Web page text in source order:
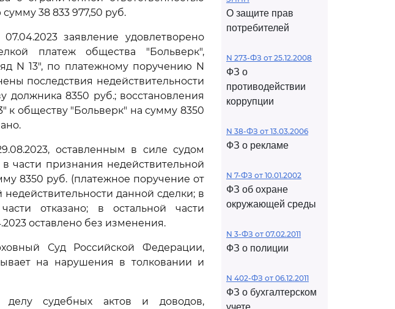
38 833 977,50 руб.
заявление удовлетворено
платеж общества "Больверк",
N 13", по платежному поручению N
последствия недействительности
должника 8350 руб.; восстановления
к обществу "Больверк" на сумму 8350
оставленным в силе судом
части признания недействительной
8350 руб. (платежное поручение от
данной сделки; в
отказано; в остальной части
оставлено без изменения.
Суд Российской Федерации,
на нарушения в толковании и
судебных актов и доводов,
О защите прав
потребителей
N 273-ФЗ от 25.12.2008
ФЗ о
противодействии
коррупции
N 38-ФЗ от 13.03.2006
ФЗ о рекламе
N 7-ФЗ от 10.01.2002
ФЗ об охране
окружающей среды
N 3-ФЗ от 07.02.2011
ФЗ о полиции
N 402-ФЗ от 06.12.2011
ФЗ о бухгалтерском
учете